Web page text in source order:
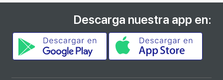
Descarga nuestra app en: